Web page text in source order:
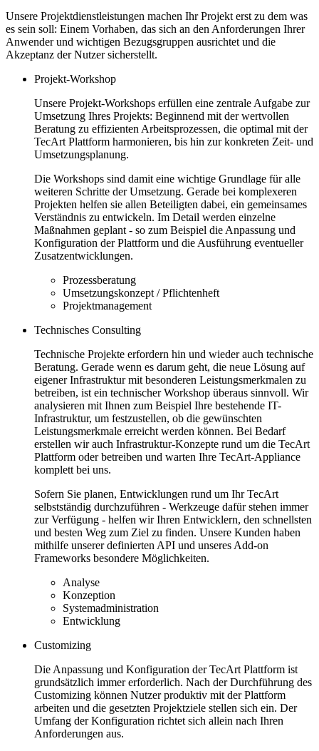
Unsere Projektdienstleistungen machen Ihr Projekt erst zu dem was
es sein soll: Einem Vorhaben, das sich an den Anforderungen Ihrer
Anwender und wichtigen Bezugsgruppen ausrichtet und die
Akzeptanz der Nutzer sicherstellt.
Projekt-Workshop
Unsere Projekt-Workshops erfüllen eine zentrale Aufgabe zur
Umsetzung Ihres Projekts: Beginnend mit der wertvollen
Beratung zu effizienten Arbeitsprozessen, die optimal mit der
TecArt Plattform harmonieren, bis hin zur konkreten Zeit- und
Umsetzungsplanung.
Die Workshops sind damit eine wichtige Grundlage für alle
weiteren Schritte der Umsetzung. Gerade bei komplexeren
Projekten helfen sie allen Beteiligten dabei, ein gemeinsames
Verständnis zu entwickeln. Im Detail werden einzelne
Maßnahmen geplant - so zum Beispiel die Anpassung und
Konfiguration der Plattform und die Ausführung eventueller
Zusatzentwicklungen.
Prozessberatung
Umsetzungskonzept / Pflichtenheft
Projektmanagement
Technisches Consulting
Technische Projekte erfordern hin und wieder auch technische
Beratung. Gerade wenn es darum geht, die neue Lösung auf
eigener Infrastruktur mit besonderen Leistungsmerkmalen zu
betreiben, ist ein technischer Workshop überaus sinnvoll. Wir
analysieren mit Ihnen zum Beispiel Ihre bestehende IT-
Infrastruktur, um festzustellen, ob die gewünschten
Leistungsmerkmale erreicht werden können. Bei Bedarf
erstellen wir auch Infrastruktur-Konzepte rund um die TecArt
Plattform oder betreiben und warten Ihre TecArt-Appliance
komplett bei uns.
Sofern Sie planen, Entwicklungen rund um Ihr TecArt
selbstständig durchzuführen - Werkzeuge dafür stehen immer
zur Verfügung - helfen wir Ihren Entwicklern, den schnellsten
und besten Weg zum Ziel zu finden. Unsere Kunden haben
mithilfe unserer definierten API und unseres Add-on
Frameworks besondere Möglichkeiten.
Analyse
Konzeption
Systemadministration
Entwicklung
Customizing
Die Anpassung und Konfiguration der TecArt Plattform ist
grundsätzlich immer erforderlich. Nach der Durchführung des
Customizing können Nutzer produktiv mit der Plattform
arbeiten und die gesetzten Projektziele stellen sich ein. Der
Umfang der Konfiguration richtet sich allein nach Ihren
Anforderungen aus.